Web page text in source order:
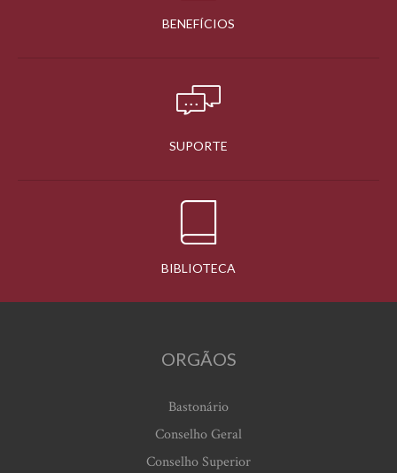
BENEFÍCIOS
SUPORTE
BIBLIOTECA
ORGÃOS
Bastonário
Conselho Geral
Conselho Superior